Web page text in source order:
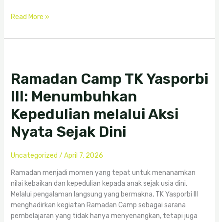
Read More »
Ramadan Camp TK Yasporbi
III: Menumbuhkan
Kepedulian melalui Aksi
Nyata Sejak Dini
Uncategorized / April 7, 2026
Ramadan menjadi momen yang tepat untuk menanamkan
nilai kebaikan dan kepedulian kepada anak sejak usia dini.
Melalui pengalaman langsung yang bermakna, TK Yasporbi III
menghadirkan kegiatan Ramadan Camp sebagai sarana
pembelajaran yang tidak hanya menyenangkan, tetapi juga
TK
Yasporbi
Menumbuhkan
Kepedulian
melalui
Nyata
Dini